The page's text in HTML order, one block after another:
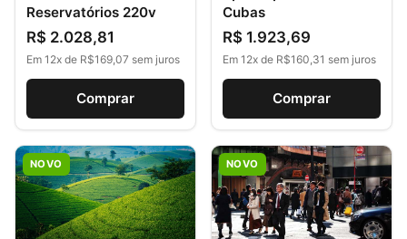
Reservatórios 220v
R$ 2.028,81
Em 12x de R$169,07 sem juros
Comprar
Cubas
R$ 1.923,69
Em 12x de R$160,31 sem juros
Comprar
NOVO NOVO